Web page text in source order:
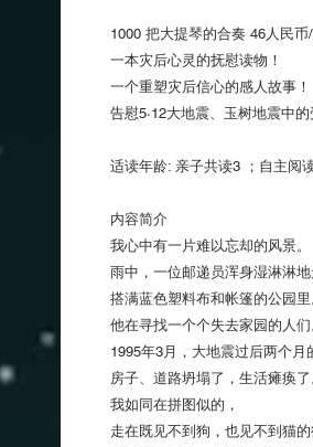
1000 把大提琴的合奏 46人民币
一本灾后心灵的抚慰读物！
一个重塑灾后信心的感人故事！
告慰5·12大地震、玉树地震中
适读年龄: 亲子共读3 ；自主阅
内容简介
我心中有一片难以忘却的风景。
雨中，一位邮递员浑身湿淋淋
搭满蓝色塑料布和帐篷的公园里
他在寻找一个个失去家园的人们
1995年3月，大地震过后两个月
房子、道路坍塌了，生活瘫痪了
我如同在拼图似的，
走在既见不到狗，也见不到猫的